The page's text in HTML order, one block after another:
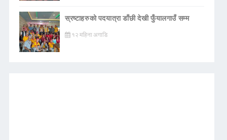
स्रष्टाहरुको पदयात्रा डाँछी देखी फुँयालगाउँ सम्म
१२ महिना अगाडि